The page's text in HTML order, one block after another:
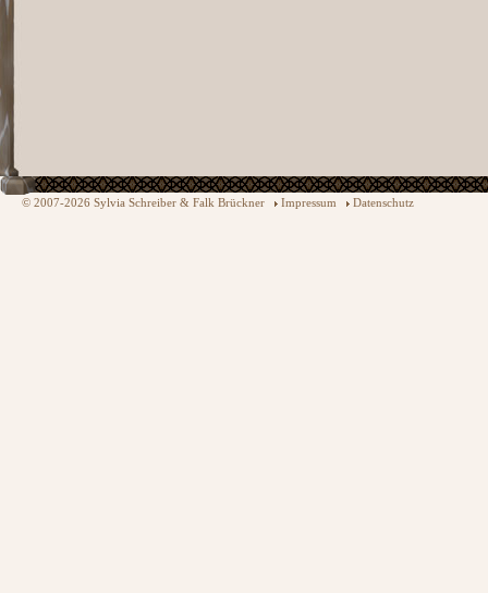
© 2007-2026 Sylvia Schreiber & Falk Brückner Impressum Datenschutz